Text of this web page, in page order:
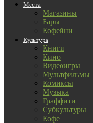
Места
Магазины
Бары
Кофейни
Культура
Книги
Кино
Видеоигры
Мультфильмы
Комиксы
Музыка
Граффити
Субкультуры
Кофе